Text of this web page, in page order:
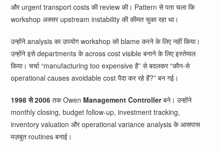
और urgent transport costs की review की। Pattern से पता चला कि
workshop अक्सर upstream instability की कीमत चुका रहा था।
उन्होंने analysis का उपयोग workshop को blame करने के लिए नहीं किया।
उन्होंने इसे departments के across cost visible बनाने के लिए इस्तेमाल
किया। चर्चा “manufacturing too expensive है” से बदलकर “कौन-से
operational causes avoidable cost पैदा कर रहे हैं?” बन गई।
1998 से 2006 तक Owen Management Controllerबने। उन्होंने
monthly closing, budget follow-up, investment tracking,
inventory valuation और operational variance analysis के आसपास
मज़बूत routines बनाई।